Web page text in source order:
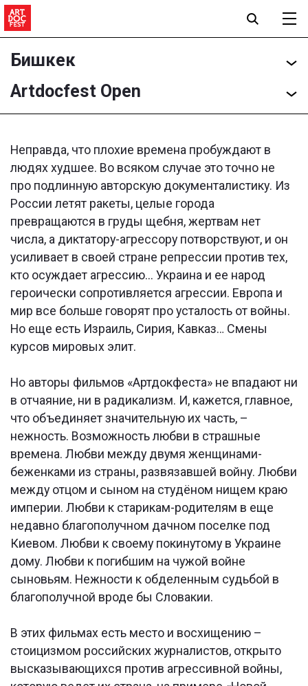
Бишкек
Artdocfest Open
Неправда, что плохие времена пробуждают в
людях худшее. Во всяком случае это точно не
про подлинную авторскую документалистику. Из
России летят ракеты, целые города
превращаются в груды щебня, жертвам нет
числа, а диктатору-агрессору потворствуют, и он
усиливает в своей стране репрессии против тех,
кто осуждает агрессию... Украина и ее народ
героически сопротивляется агрессии. Европа и
мир все больше говорят про усталость от войны.
Но еще есть Израиль, Сирия, Кавказ… Смены
курсов мировых элит.
Но авторы фильмов «Артдокфеста» не впадают ни
в отчаяние, ни в радикализм. И, кажется, главное,
что объединяет значительную их часть, –
нежность. Возможность любви в страшные
времена. Любви между двумя женщинами-
беженками из страны, развязавшей войну. Любви
между отцом и сыном на студёном нищем краю
империи. Любви к старикам-родителям в еще
недавно благополучном дачном поселке под
Киевом. Любви к своему покинутому в Украине
дому. Любви к погибшим на чужой войне
сыновьям. Нежности к обделенным судьбой в
благополучной вроде бы Словакии.
В этих фильмах есть место и восхищению –
стоицизмом российских журналистов, открыто
высказывающихся против агрессивной войны,